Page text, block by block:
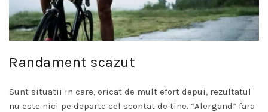
Randament scazut
Sunt situatii in care, oricat de mult efort depui, rezultatul
nu este nici pe departe cel scontat de tine. “Alergand” fara